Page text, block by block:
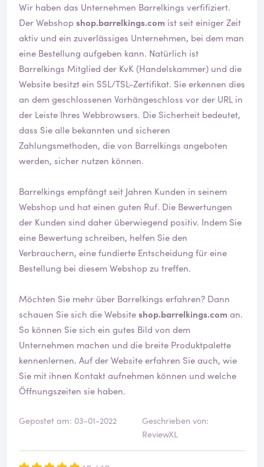
w
e
r
t
u
n
g
w
u
r
d
e
b
t
ä
t
g
t
Wir haben das Unternehmen Barrelkings verfifiziert.
Der Webshopshop.barrelkings.com ist seit einiger Zeit
aktiv und ein zuverlässiges Unternehmen, bei dem man
eine Bestellung aufgeben kann. Natürlich ist
Barrelkings Mitglied der KvK (Handelskammer) und die
Website besitzt ein SSL/TSL-Zertifikat. Sie erkennen dies
an dem geschlossenen Vorhängeschloss vor der URL in
der Leiste Ihres Webbrowsers. Die Sicherheit bedeutet,
dass Sie alle bekannten und sicheren
Zahlungsmethoden, die von Barrelkings angeboten
werden, sicher nutzen können.
Barrelkings empfängt seit Jahren Kunden in seinem
Webshop und hat einen guten Ruf. Die Bewertungen
der Kunden sind daher überwiegend positiv. Indem Sie
eine Bewertung schreiben, helfen Sie den
Verbrauchern, eine fundierte Entscheidung für eine
Bestellung bei diesem Webshop zu treffen.
Möchten Sie mehr über Barrelkings erfahren? Dann
schauen Sie sich die Websiteshop.barrelkings.coman.
So können Sie sich ein gutes Bild von dem
Unternehmen machen und die breite Produktpalette
kennenlernen. Auf der Website erfahren Sie auch, wie
Sie mit ihnen Kontakt aufnehmen können und welche
Öffnungszeiten sie haben.
Gepostet am: 03-01-2022
Geschrieben von:
ReviewXL